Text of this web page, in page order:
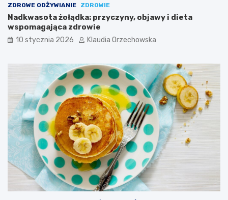
ZDROWE ODŻYWIANIE
ZDROWIE
Nadkwasota żołądka: przyczyny, objawy i dieta
wspomagająca zdrowie
10 stycznia 2026 Klaudia Orzechowska